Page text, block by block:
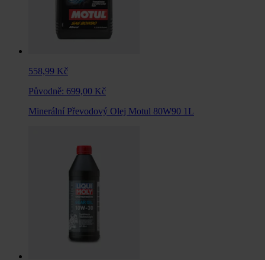
558,99 Kč
Původně: 699,00 Kč
Minerální Převodový Olej Motul 80W90 1L